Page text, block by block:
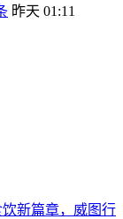
昨天 01:11
新篇章，威图行